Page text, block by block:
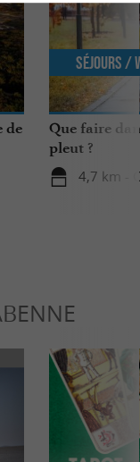
de
Que faire
pleut ?
4,7 km -
Séjours /